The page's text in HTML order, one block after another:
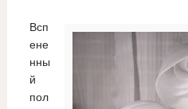
Всп
ене
нны
й
пол